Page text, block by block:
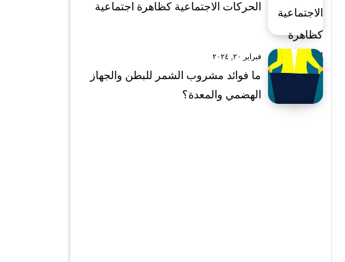
الحركات الاجتماعية كظاهرة اجتماعية
فبراير ٢٠, ٢٠٢٤
ما فوائد مشروب الشمر للبطن والجهاز
الهضمي والمعدة؟